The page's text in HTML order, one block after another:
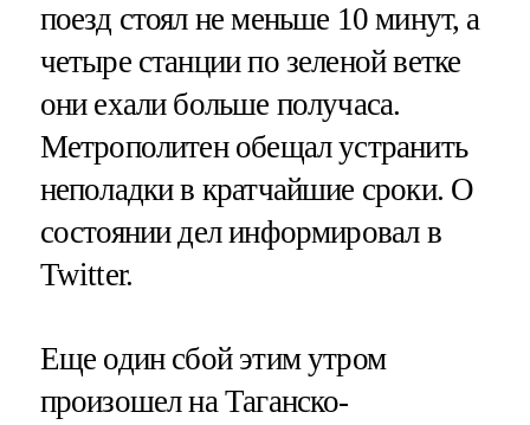
поезд стоял не меньше 10 минут, а
четыре станции по зеленой ветке
они ехали больше получаса.
Метрополитен обещал устранить
неполадки в кратчайшие сроки. О
состоянии дел информировал в
Twitter.
Еще один сбой этим утром
произошел на Таганско-